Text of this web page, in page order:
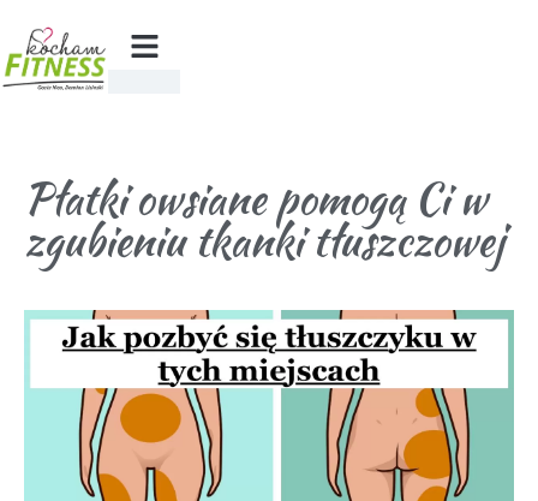
Płatki owsiane pomogą Ci w
zgubieniu tkanki tłuszczowej